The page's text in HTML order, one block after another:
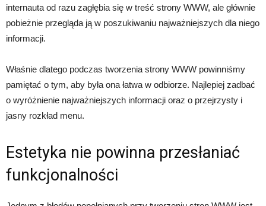
internauta od razu zagłębia się w treść strony WWW, ale głównie
pobieżnie przegląda ją w poszukiwaniu najważniejszych dla niego
informacji.
Właśnie dlatego podczas tworzenia strony WWW powinniśmy
pamiętać o tym, aby była ona łatwa w odbiorze. Najlepiej zadbać
o wyróżnienie najważniejszych informacji oraz o przejrzysty i
jasny rozkład menu.
Estetyka nie powinna przesłaniać
funkcjonalności